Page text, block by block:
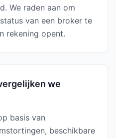
We raden aan om
van een broker te
rekening opent.
we
basis van
beschikbare